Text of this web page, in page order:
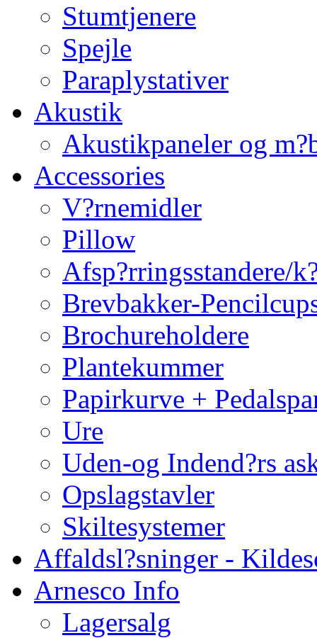
Stumtjenere
Spejle
Paraplystativer
Akustik
Akustikpaneler og
Accessories
V?rnemidler
Pillow
Afsp?rringsstandere/
Brevbakker-
Brochureholdere
Plantekummer
Papirkurve +
Ure
Uden-og Indend?rs
Opslagstavler
Skiltesystemer
Affaldsl?sninger -
Arnesco Info
Lagersalg